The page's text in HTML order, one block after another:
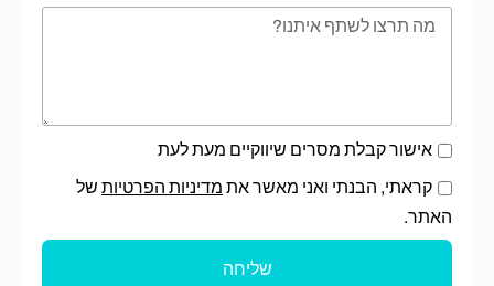
אישור קבלת מסרים שיווקיים מעת לעת
קראתי, הבנתי ואני מאשר את מדיניות הפרטיות של
האתר.
שליחה